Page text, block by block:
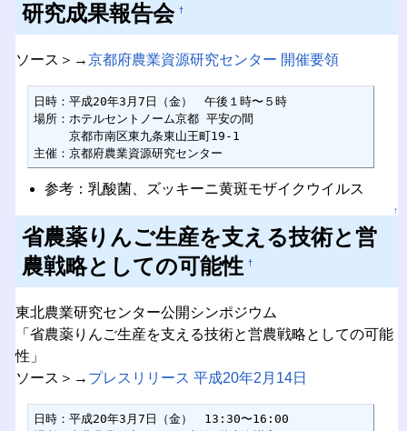
研究成果報告会 †
ソース＞→京都府農業資源研究センター 開催要領
日時：平成20年3月7日（金）　午後１時〜５時
場所：ホテルセントノーム京都 平安の間
京都市南区東九条東山王町19-1
主催：京都府農業資源研究センター
参考：乳酸菌、ズッキーニ黄斑モザイクウイルス
↑
省農薬りんご生産を支える技術と営
農戦略としての可能性 †
東北農業研究センター公開シンポジウム
「省農薬りんご生産を支える技術と営農戦略としての可能
性」
ソース＞→ プレスリリース 平成20年2月14日
日時：平成20年3月7日（金）　13:30〜16:00